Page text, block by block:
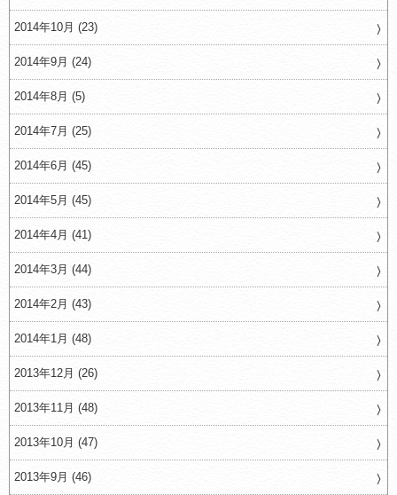
2014年10月 (23)
2014年9月 (24)
2014年8月 (5)
2014年7月 (25)
2014年6月 (45)
2014年5月 (45)
2014年4月 (41)
2014年3月 (44)
2014年2月 (43)
2014年1月 (48)
2013年12月 (26)
2013年11月 (48)
2013年10月 (47)
2013年9月 (46)